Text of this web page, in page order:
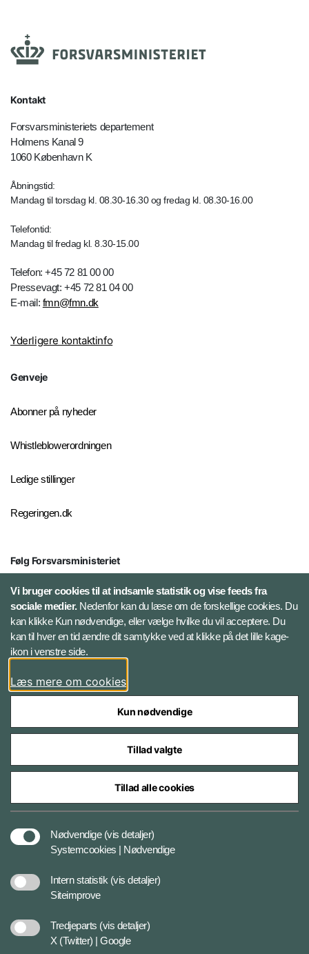
Kontakt
Forsvarsministeriets departement
Holmens Kanal 9
1060 København K
Åbningstid:
Mandag til torsdag kl. 08.30-16.30 og fredag kl. 08.30-16.00
Telefontid:
Mandag til fredag kl. 8.30-15.00
Telefon: +45 72 81 00 00
Pressevagt: +45 72 81 04 00
E-mail: fmn@fmn.dk
Yderligere kontaktinfo
Genveje
Abonner på nyheder
Whistleblowerordningen
Ledige stillinger
Regeringen.dk
Følg Forsvarsministeriet
X
LinkedIn
Instagram
Styrelser og myndigheder under Forsvarsministeriet
Vi bruger cookies til at indsamle statistik og vise feeds fra
sociale medier.Nedenfor kan du læse om de forskellige cookies. Du
kan klikke Kun nødvendige, eller vælge hvilke du vil acceptere. Du
kan til hver en tid ændre dit samtykke ved at klikke på det lille kage-
ikon i venstre side.
Læs mere om cookies
Kun nødvendige
Tillad valgte
Tillad alle cookies
Nødvendige (vis detaljer)
Systemcookies | Nødvendige
Intern statistik (vis detaljer)
Siteimprove
Tredjeparts (vis detaljer)
X (Twitter) | Google